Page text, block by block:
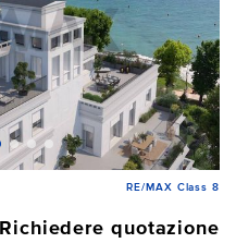
RE/MAX Class 8
Richiedere quotazione